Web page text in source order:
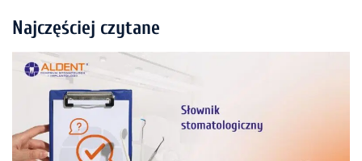
Najczęściej czytane